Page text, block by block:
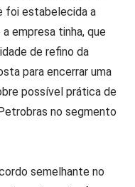
foi estabelecida a
empresa tinha, que
de refino da
para encerrar uma
possível prática de
no segmento
semelhante no